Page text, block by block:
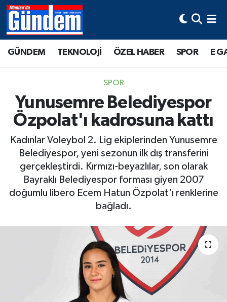
GÜNDEM TEKNOLOJİ ÖZEL HABER SPOR E
SPOR
Yunusemre Belediyespor
Özpolat'ı kadrosuna kattı
Kadınlar Voleybol 2. Lig ekiplerinden Yunusemre
Belediyespor, yeni sezonun ilk dış transferini
gerçekleştirdi. Kırmızı-beyazlılar, son olarak
Bayraklı Belediyespor forması giyen 2007
doğumlu libero Ecem Hatun Özpolat'ı renklerine
bağladı.
Manisa Hava Durumu
Tüm Manşetler
Son Dakika Haberleri
Haber Arşivi